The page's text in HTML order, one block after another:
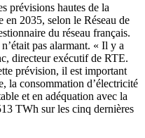
prévisions hautes de la
en 2035, selon le Réseau de
du réseau français.
pas alarmant. « Il y a
directeur exécutif de RTE.
prévision, il est important
la consommation d’électricité
et en adéquation avec la
TWh sur les cinq dernières